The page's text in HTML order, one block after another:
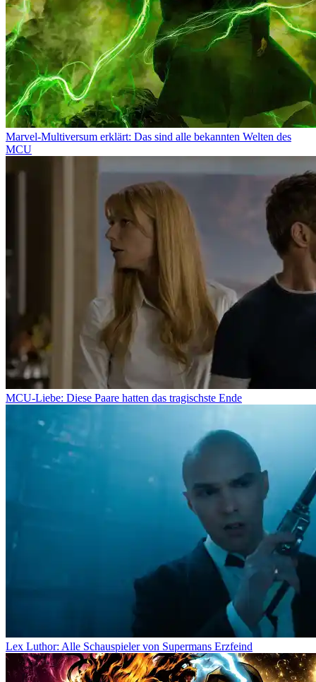
Marvel-Multiversum erklärt: Das sind alle bekannten Welten des
MCU
MCU-Liebe: Diese Paare hatten das tragischste Ende
Lex Luthor: Alle Schauspieler von Supermans Erzfeind